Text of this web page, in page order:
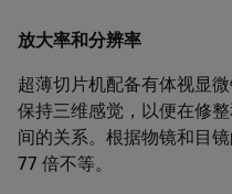
放大率和分辨率
超薄切片机配备有体视显
保持三维感觉，以便在修
间的关系。根据物镜和目
77 倍不等。